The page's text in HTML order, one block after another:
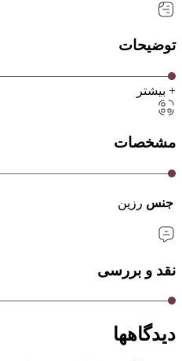
توضیحات
+ بیشتر
مشخصات
جنس رزین
نقد و بررسی
دیدگاهها